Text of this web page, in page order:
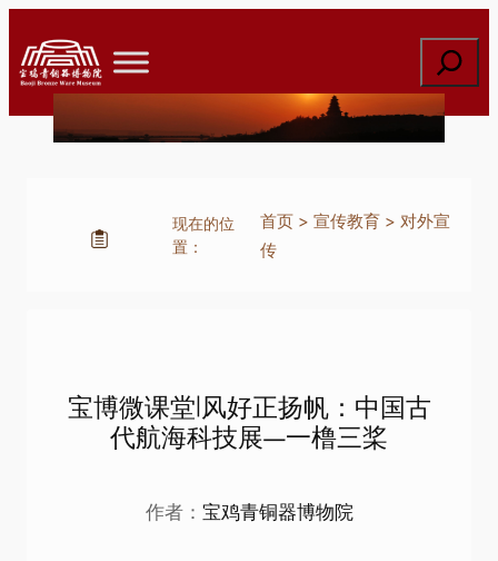
至
内
索
现在的位
置：
首页> 宣传教育> 对外宣
传
宝博微课堂|风好正扬帆：中国古
代航海科技展—一橹三桨
作者： 宝鸡青铜器博物院